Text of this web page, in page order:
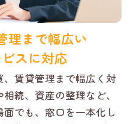
理まで幅広い
スに対応
賃貸管理まで幅広く対
続、資産の整理など、
でも、窓口を一本化し